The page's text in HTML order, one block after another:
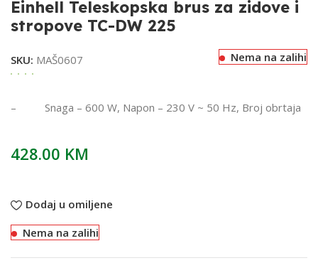
Einhell Teleskopska brus za zidove i
stropove TC-DW 225
SKU: MAŠ0607 Nema na zalihi
– Snaga – 600 W, Napon – 230 V ~ 50 Hz, Broj obrtaja
428.00 KM
Dodaj u omiljene
Nema na zalihi